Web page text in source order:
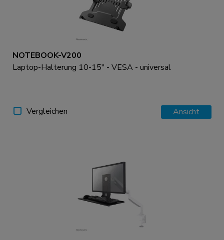
NOTEBOOK-V200
Laptop-Halterung 10-15" - VESA - universal
Vergleichen Ansicht